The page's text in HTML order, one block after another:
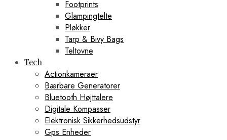
Footprints
Glampingtelte
Pløkker
Tarp & Bivy Bags
Teltovne
Tech
Actionkameraer
Bærbare Generatorer
Bluetooth Højttalere
Digitale Kompasser
Elektronisk Sikkerhedsudstyr
Gps Enheder